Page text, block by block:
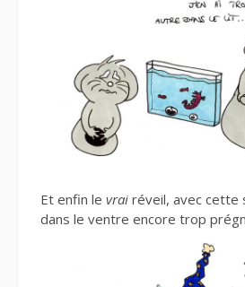
Et enfin le vrai réveil, avec cette
dans le ventre encore trop